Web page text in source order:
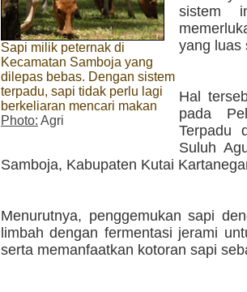
Sapi milik peternak di
Kecamatan Samboja yang
dilepas bebas. Dengan sistem
terpadu, sapi tidak perlu lagi
berkeliaran mencari makan
Photo: Agri
sistem
yang luas
Hal
pada
Terpadu
Suluh
Samboja, Kabupaten Kutai
Menurutnya, penggemukan sapi
limbah dengan fermentasi jerami
serta memanfaatkan kotoran sapi